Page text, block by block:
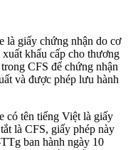
là giấy chứng nhận do cơ
khẩu cấp cho thương
CFS để chứng nhận
và được phép lưu hành
có tên tiếng Việt là giấy
là CFS, giấy phép này
ban hành ngày 10